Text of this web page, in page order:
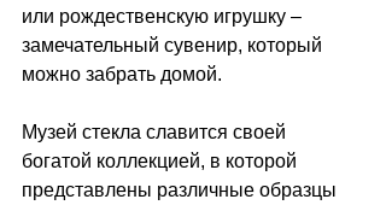
или рождественскую игрушку –
замечательный сувенир, который
можно забрать домой.
Музей стекла славится своей
богатой коллекцией, в которой
представлены различные образцы